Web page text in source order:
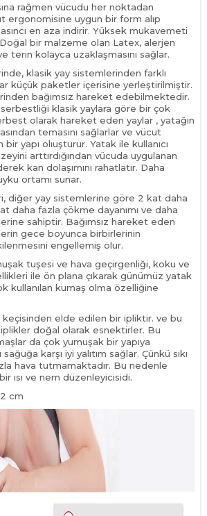
rağmen vücudu her noktadan
ergonomisine uygun bir form alıp
en aza indirir. Yüksek mukavemeti
bir malzeme olan Latex, alerjen
terin kolayca uzaklaşmasını sağlar.
klasik yay sistemlerinden farklı
küçük paketler içerisine yerleştirilmiştir.
bağımsız hareket edebilmektedir.
klasik yaylara göre bir çok
olarak hareket eden yaylar , yatağın
temasını sağlarlar ve vücut
yapı olıuşturur. Yatak ile kullanıcı
arttırdığından vücuda uygulanan
kan dolaşımını rahatlatır. Daha
ortamı sunar.
diğer yay sistemlerine göre 2 kat daha
daha fazla çökme dayanımı ve daha
sahiptir. Bağımsız hareket eden
gece boyunca birbirlerinin
engellemiş olur.
tuşesi ve hava geçirgenliği, koku ve
ile ön plana çıkarak günümüz yatak
kullanılan kumaş olma özelliğine
keçisinden elde edilen bir ipliktir. ve bu
doğal olarak esnektirler. Bu
da çok yumuşak bir yapıya
karşı iyi yalıtım sağlar. Çünkü sıkı
hava tutmamaktadır. Bu nedenle
ısı ve nem düzenleyicisidi.
cm